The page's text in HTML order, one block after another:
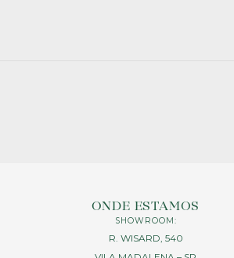
ONDE ESTAMOS
SHOWROOM:
R. WISARD, 540